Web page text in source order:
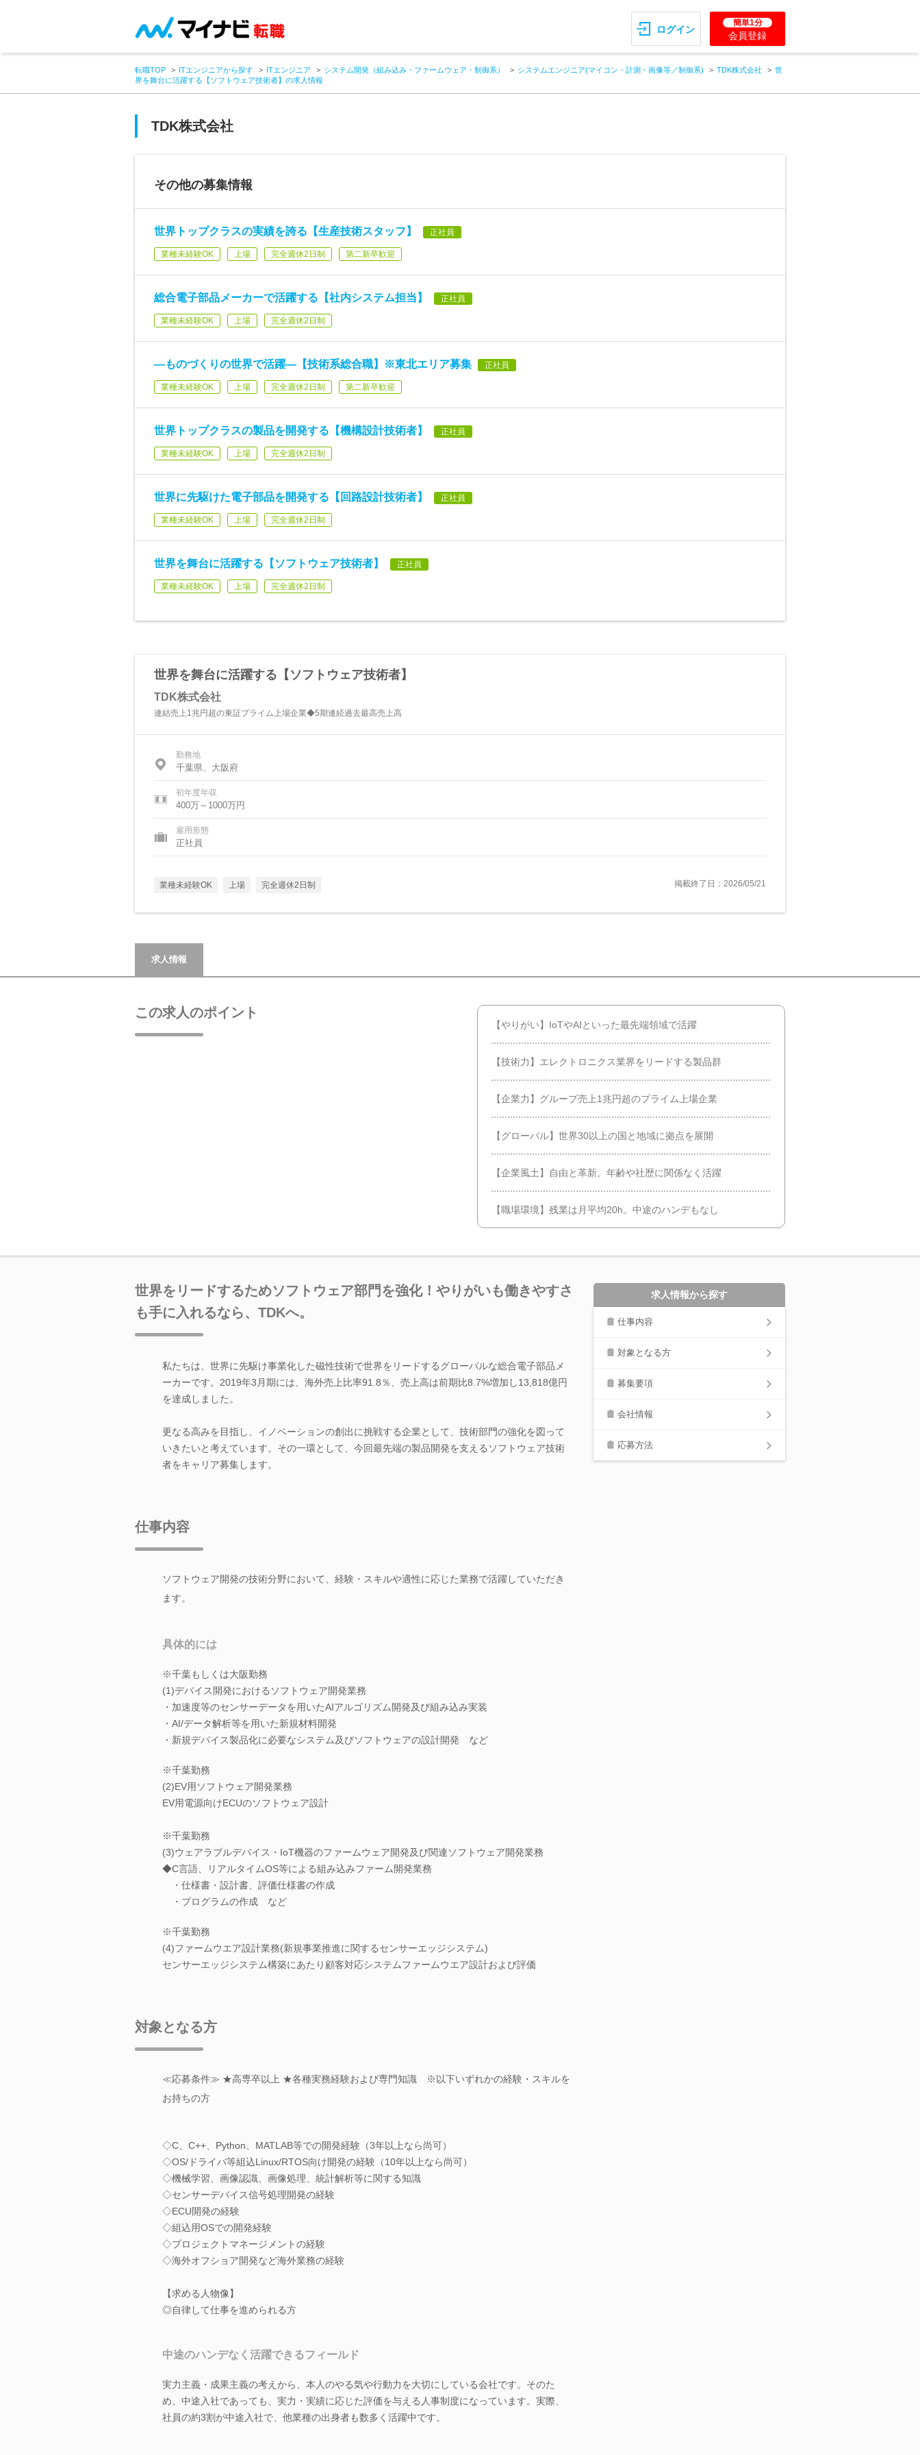
ログイン
簡単1分
会員登録
転職TOP ITエンジニアから探す ITエンジニア システム開発（組み込み・ファームウェア・制御系） システムエンジニア(マイコン・計測・画像等／制御系) TDK株式会社
世
界を舞台に活躍する【ソフトウェア技術者】の求人情報
TDK株式会社
その他の募集情報
世界トップクラスの実績を誇る【生産技術スタッフ】 正社員
業種未経験OK 上場 完全週休2日制 第二新卒歓迎
総合電子部品メーカーで活躍する【社内システム担当】 正社員
業種未経験OK 上場 完全週休2日制
―ものづくりの世界で活躍―【技術系総合職】※東北エリア募集 正社員
業種未経験OK 上場 完全週休2日制 第二新卒歓迎
世界トップクラスの製品を開発する【機構設計技術者】 正社員
業種未経験OK 上場 完全週休2日制
世界に先駆けた電子部品を開発する【回路設計技術者】 正社員
業種未経験OK 上場 完全週休2日制
世界を舞台に活躍する【ソフトウェア技術者】 正社員
業種未経験OK 上場 完全週休2日制
世界を舞台に活躍する【ソフトウェア技術者】
TDK株式会社
連結売上1兆円超の東証プライム上場企業◆5期連続過去最高売上高
勤務地
千葉県、大阪府
初年度年収
400万～1000万円
雇用形態
正社員
業種未経験OK 上場 完全週休2日制 掲載終了日：2026/05/21
求人情報
この求人のポイント
【やりがい】IoTやAIといった最先端領域で活躍
【技術力】エレクトロニクス業界をリードする製品群
【企業力】グループ売上1兆円超のプライム上場企業
【グローバル】世界30以上の国と地域に拠点を展開
【企業風土】自由と革新。年齢や社歴に関係なく活躍
【職場環境】残業は月平均20h。中途のハンデもなし
世界をリードするためソフトウェア部門を強化！やりがいも働きやすさ
も手に入れるなら、TDKへ。
私たちは、世界に先駆け事業化した磁性技術で世界をリードするグローバルな総合電子部品メ
ーカーです。2019年3月期には、海外売上比率91.8％、売上高は前期比8.7%増加し13,818億円
を達成しました。
更なる高みを目指し、イノベーションの創出に挑戦する企業として、技術部門の強化を図って
いきたいと考えています。その一環として、今回最先端の製品開発を支えるソフトウェア技術
者をキャリア募集します。
仕事内容
ソフトウェア開発の技術分野において、経験・スキルや適性に応じた業務で活躍していただき
ます。
具体的には
※千葉もしくは大阪勤務
(1)デバイス開発におけるソフトウェア開発業務
・加速度等のセンサーデータを用いたAIアルゴリズム開発及び組み込み実装
・AI/データ解析等を用いた新規材料開発
・新規デバイス製品化に必要なシステム及びソフトウェアの設計開発 など
※千葉勤務
(2)EV用ソフトウェア開発業務
EV用電源向けECUのソフトウェア設計
※千葉勤務
(3)ウェアラブルデバイス・IoT機器のファームウェア開発及び関連ソフトウェア開発業務
◆C言語、リアルタイムOS等による組み込みファーム開発業務
・仕様書・設計書、評価仕様書の作成
・プログラムの作成 など
※千葉勤務
(4)ファームウエア設計業務(新規事業推進に関するセンサーエッジシステム)
センサーエッジシステム構築にあたり顧客対応システムファームウエア設計および評価
対象となる方
≪応募条件≫ ★高専卒以上 ★各種実務経験および専門知識 ※以下いずれかの経験・スキルを
お持ちの方
◇C、C++、Python、MATLAB等での開発経験（3年以上なら尚可）
◇OS/ドライバ等組込Linux/RTOS向け開発の経験（10年以上なら尚可）
◇機械学習、画像認識、画像処理、統計解析等に関する知識
◇センサーデバイス信号処理開発の経験
◇ECU開発の経験
◇組込用OSでの開発経験
◇プロジェクトマネージメントの経験
◇海外オフショア開発など海外業務の経験
【求める人物像】
◎自律して仕事を進められる方
中途のハンデなく活躍できるフィールド
実力主義・成果主義の考えから、本人のやる気や行動力を大切にしている会社です。そのた
め、中途入社であっても、実力・実績に応じた評価を与える人事制度になっています。実際、
社員の約3割が中途入社で、他業種の出身者も数多く活躍中です。
求人情報から探す
仕事内容
対象となる方
募集要項
会社情報
応募方法